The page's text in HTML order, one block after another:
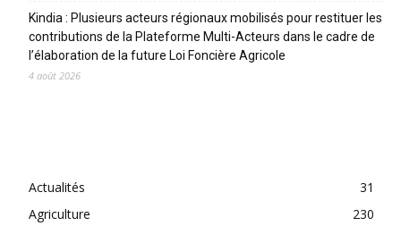
Kindia : Plusieurs acteurs régionaux mobilisés pour restituer les
contributions de la Plateforme Multi-Acteurs dans le cadre de
l’élaboration de la future Loi Foncière Agricole
4 août 2026
Actualités
31
Agriculture
230